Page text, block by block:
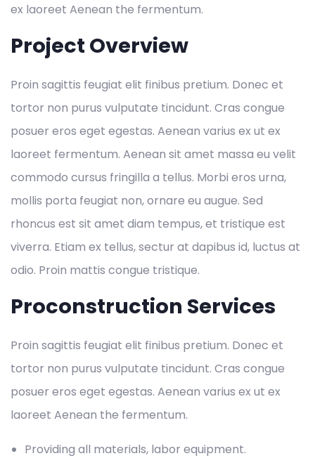
ex laoreet Aenean the fermentum.
Project Overview
Proin sagittis feugiat elit finibus pretium. Donec et
tortor non purus vulputate tincidunt. Cras congue
posuer eros eget egestas. Aenean varius ex ut ex
laoreet fermentum. Aenean sit amet massa eu velit
commodo cursus fringilla a tellus. Morbi eros urna,
mollis porta feugiat non, ornare eu augue. Sed
rhoncus est sit amet diam tempus, et tristique est
viverra. Etiam ex tellus, sectur at dapibus id, luctus at
odio. Proin mattis congue tristique.
Proconstruction Services
Proin sagittis feugiat elit finibus pretium. Donec et
tortor non purus vulputate tincidunt. Cras congue
posuer eros eget egestas. Aenean varius ex ut ex
laoreet Aenean the fermentum.
Providing all materials, labor equipment.